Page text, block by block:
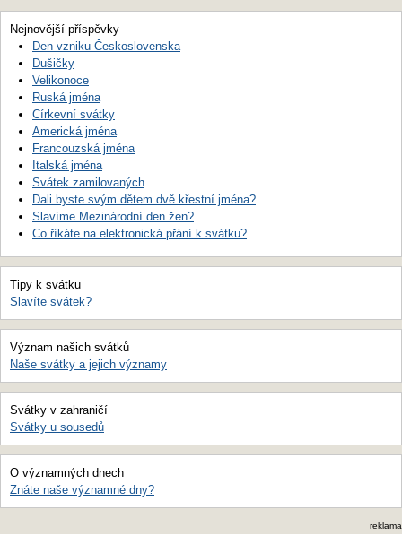
Nejnovější příspěvky
Den vzniku Československa
Dušičky
Velikonoce
Ruská jména
Církevní svátky
Americká jména
Francouzská jména
Italská jména
Svátek zamilovaných
Dali byste svým dětem dvě křestní jména?
Slavíme Mezinárodní den žen?
Co říkáte na elektronická přání k svátku?
Tipy k svátku
Slavíte svátek?
Význam našich svátků
Naše svátky a jejich významy
Svátky v zahraničí
Svátky u sousedů
O významných dnech
Znáte naše významné dny?
reklama